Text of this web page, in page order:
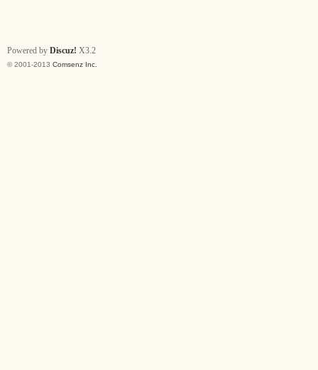
Powered by Discuz! X3.2
© 2001-2013 Comsenz Inc.